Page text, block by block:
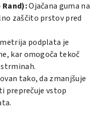
Ojačana guma na
zaščito prstov pred
podplata je
kar omogoča tekoč
tako, da zmanjšuje
preprečuje vstop